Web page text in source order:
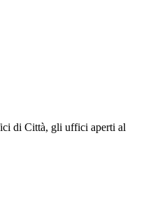
di Città, gli uffici aperti al